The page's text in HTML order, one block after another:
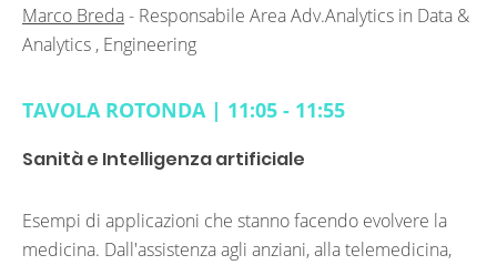
Marco Breda- Responsabile Area Adv.Analytics in Data &
Analytics ​, Engineering
TAVOLA ROTONDA | 11:05 - 11:55
Sanità e Intelligenza artificiale
Esempi di applicazioni che stanno facendo evolvere la
medicina. Dall'assistenza agli anziani, alla telemedicina,